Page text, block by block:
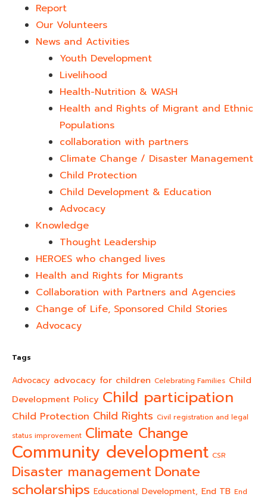
Report
Our Volunteers
News and Activities
Youth Development​
Livelihood
Health-Nutrition & WASH
Health and Rights of Migrant and Ethnic
Populations
collaboration with partners
Climate Change / Disaster Management
Child Protection
Child Development & Education
Advocacy
Knowledge
Thought Leadership
HEROES who changed lives​
Health and Rights for Migrants
Collaboration with Partners and Agencies
Change of Life, Sponsored Child Stories
Advocacy
Tags
Advocacy advocacy for children Celebrating Families Child
Development Policy Child participation
Child Protection Child Rights Civil registration and legal
status improvement Climate Change
Community development CSR
Disaster management Donate
scholarships Educational Development, End TB End